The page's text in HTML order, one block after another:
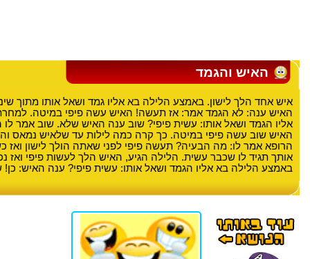
האיש והגמד
איש אחד הלך לישון. באמצע הלילה בא אליו גמד ושאל אותו מתוך
האיש ענה: לא הגמד אמר: אז תעשה! האיש עשה פיפי במיטה.
אליו הגמד ושאל אותו: עשית פיפי? שוב ענה האיש שלא. שוב אמר
האיש שוב עשה פיפי במיטה. כך קרה כמה לילות עד שלאיש נמאס
הרופא אמר לו: מה הבעיה? תעשה פיפי לפני שאתה הולך לישון ואז
אותך תגיד לו שכבר עשית. הלילה הגיע, האיש הלך לעשות פיפי ואז
באמצע הלילה בא אליו הגמד ושאל אותו: עשית פיפי? ענה האיש: כן!